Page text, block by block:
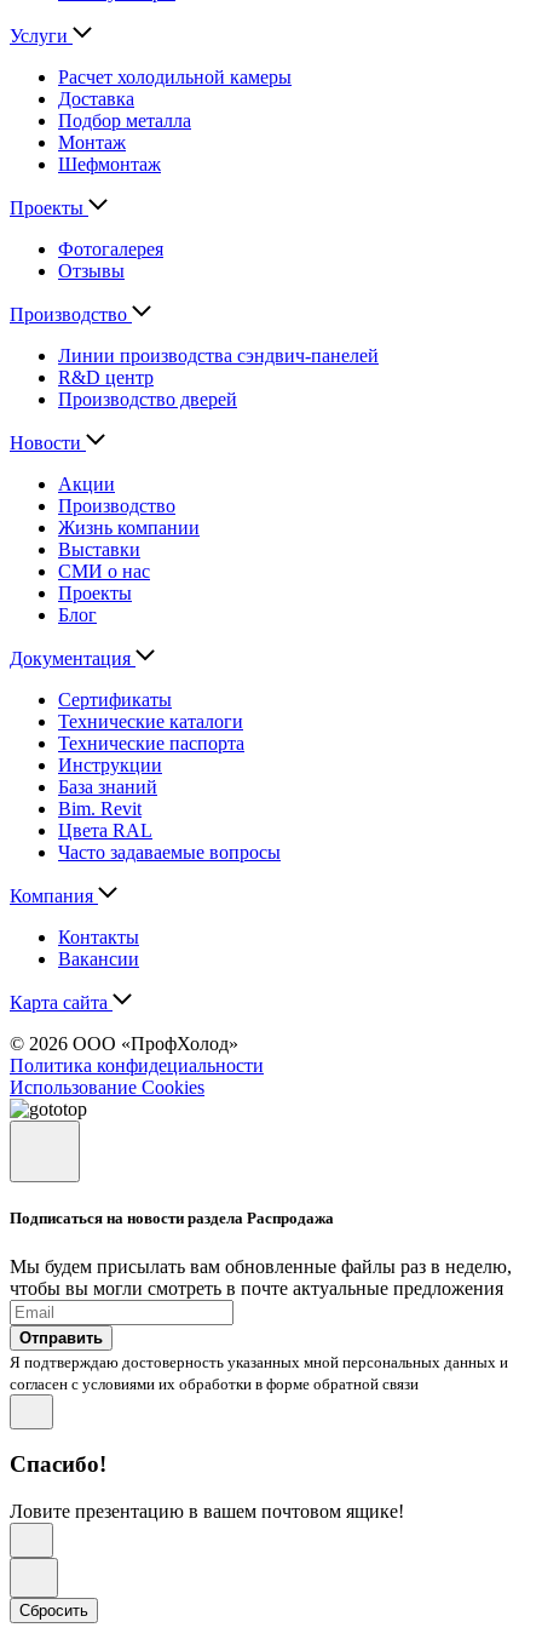
Услуги
Расчет холодильной камеры
Доставка
Подбор металла
Монтаж
Шефмонтаж
Проекты
Фотогалерея
Отзывы
Производство
Линии производства сэндвич-панелей
R&D центр
Производство дверей
Новости
Акции
Производство
Жизнь компании
Выставки
СМИ о нас
Проекты
Блог
Документация
Сертификаты
Технические каталоги
Технические паспорта
Инструкции
База знаний
Bim. Revit
Цвета RAL
Часто задаваемые вопросы
Компания
Контакты
Вакансии
Карта сайта
© 2026 ООО «ПрофХолод»
Политика конфидециальности
Использование Cookies
Подписаться на новости раздела Распродажа
Мы будем присылать вам обновленные файлы раз в неделю,
чтобы вы могли смотреть в почте актуальные предложения
Отправить
Я подтверждаю достоверность указанных мной персональных данных и
согласен с условиями их обработки в форме обратной связи
Спасибо!
Ловите презентацию в вашем почтовом ящике!
Сбросить